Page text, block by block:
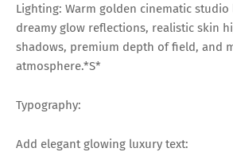
Lighting: Warm golden cinematic
dreamy glow reflections, realistic skin
shadows, premium depth of field, and
atmosphere.*S*
Typography:
Add elegant glowing luxury text: